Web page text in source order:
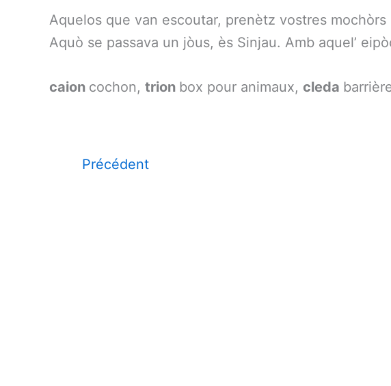
Aquelos que van escoutar, prenètz vostres
Aquò se passava un jòus, ès Sinjau. Amb aquel’
caion cochon, trion box pour animaux, cleda
Précédent